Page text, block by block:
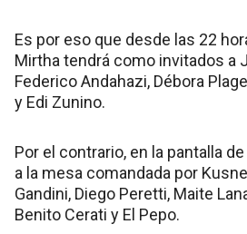
Es por eso que desde las 22
Mirtha tendrá como invitados a
Federico Andahazi, Débora
y Edi Zunino.
Por el contrario, en la pantalla
a la mesa comandada por
Gandini, Diego Peretti, Maite
Benito Cerati y El Pepo.